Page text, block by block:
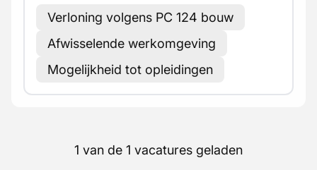
Verloning volgens PC 124 bouw
Afwisselende werkomgeving
Mogelijkheid tot opleidingen
1 van de 1 vacatures geladen